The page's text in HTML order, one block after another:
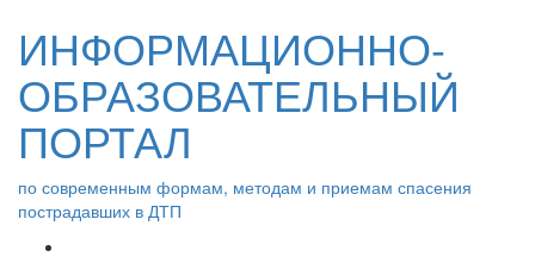
ИНФОРМАЦИОННО-
ОБРАЗОВАТЕЛЬНЫЙ
ПОРТАЛ
по современным формам, методам и приемам спасения
пострадавших в ДТП